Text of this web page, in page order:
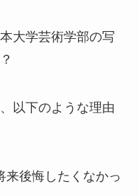
大学芸術学部の写
以下のような理由
来後悔したくなかっ